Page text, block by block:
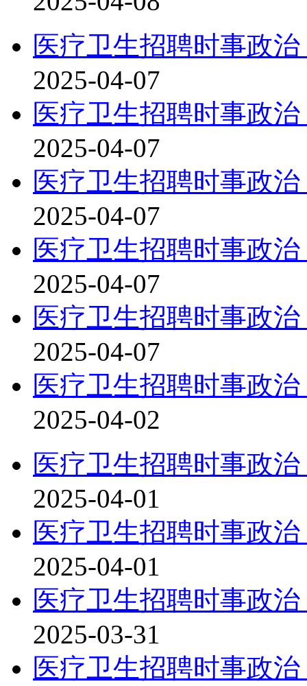
医疗卫生招聘时事政
2025-04-07
医疗卫生招聘时事政
2025-04-07
医疗卫生招聘时事政
2025-04-07
医疗卫生招聘时事政
2025-04-07
医疗卫生招聘时事政
2025-04-07
医疗卫生招聘时事政
2025-04-02
医疗卫生招聘时事政
2025-04-01
医疗卫生招聘时事政
2025-04-01
医疗卫生招聘时事政
2025-03-31
医疗卫生招聘时事政